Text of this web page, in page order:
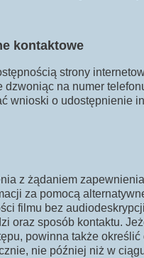
kontaktowe
strony
dzwoniąc na numer
wnioski o udostępnienie
z żądaniem
za pomocą
filmu bez
oraz sposób kontaktu.
powinna także
nie później niż w